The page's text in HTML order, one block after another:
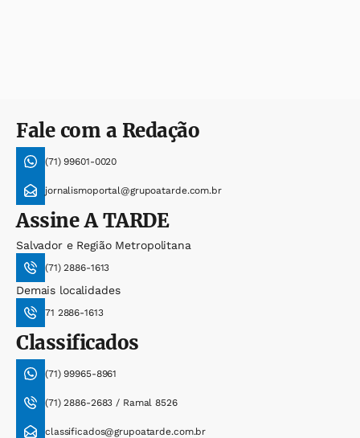
Fale com a Redação
(71) 99601-0020
jornalismoportal@grupoatarde.com.br
AssineA TARDE
Salvador e Região Metropolitana
(71) 2886-1613
Demais localidades
71 2886-1613
Classificados
(71) 99965-8961
(71) 2886-2683 / Ramal 8526
classificados@grupoatarde.com.br